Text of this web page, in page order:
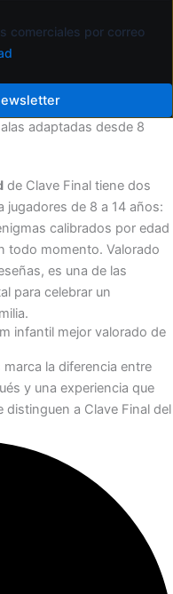
comerciales por correo
adaptadas desde 8
de Clave Final tiene dos
jugadores de 8 a 14 años:
calibrados por edad
todo momento. Valorado
es una de las
para celebrar un
infantil mejor valorado de
la diferencia entre
y una experiencia que
a Clave Final del